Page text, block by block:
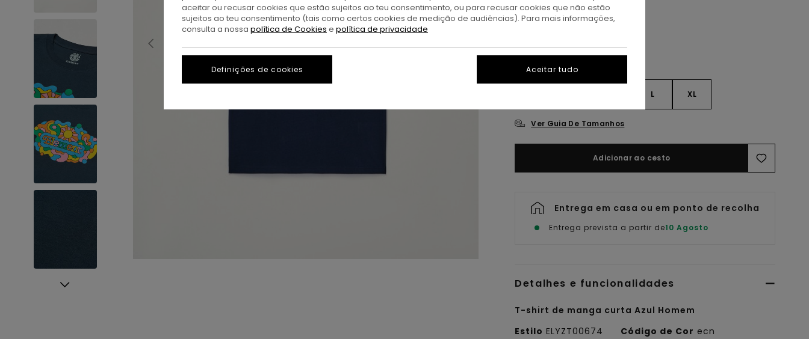
L XL
Ver Guia De Tamanhos
Adicionar ao cesto
Entrega em casa ou em ponto de recolha
Entrega prevista a partir de10 Agosto
Detalhes e funcionalidades
T-shirt de manga curta Azul Homem
Estilo ELYZT00674 Código de Cor ecn
aceitar ou recusar cookies que estão sujeitos ao teu consentimento, ou para recusar cookies que não estão
sujeitos ao teu consentimento (tais como certos cookies de medição de audiências). Para mais informações,
consulta a nossa política de Cookies e política de privacidade
Definições de cookies Aceitar tudo